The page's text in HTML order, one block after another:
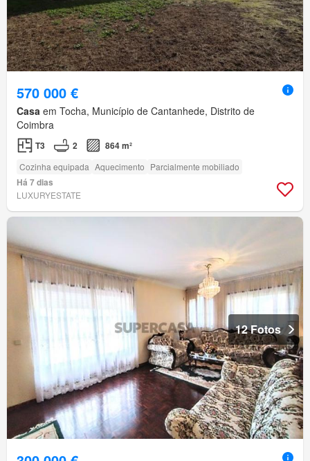
570 000 €
Casa em Tocha, Município de Cantanhede, Distrito de
Coimbra
T3 2 864 m²
Cozinha equipada Aquecimento Parcialmente mobiliado
Há 7 dias
LUXURYESTATE
12 Fotos